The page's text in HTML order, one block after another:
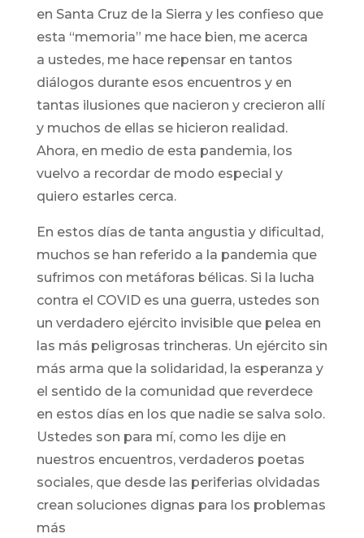
en Santa Cruz de la Sierra y les confieso que
esta “memoria” me hace bien, me acerca
a ustedes, me hace repensar en tantos
diálogos durante esos encuentros y en
tantas ilusiones que nacieron y crecieron allí
y muchos de ellas se hicieron realidad.
Ahora, en medio de esta pandemia, los
vuelvo a recordar de modo especial y
quiero estarles cerca.
En estos días de tanta angustia y dificultad,
muchos se han referido a la pandemia que
sufrimos con metáforas bélicas. Si la lucha
contra el COVID es una guerra, ustedes son
un verdadero ejército invisible que pelea en
las más peligrosas trincheras. Un ejército sin
más arma que la solidaridad, la esperanza y
el sentido de la comunidad que reverdece
en estos días en los que nadie se salva solo.
Ustedes son para mí, como les dije en
nuestros encuentros, verdaderos poetas
sociales, que desde las periferias olvidadas
crean soluciones dignas para los problemas
más